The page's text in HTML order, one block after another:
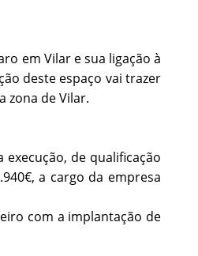
em Vilar e sua ligação à
deste espaço vai trazer
zona de Vilar.
de qualificação
a cargo da empresa
com a implantação de